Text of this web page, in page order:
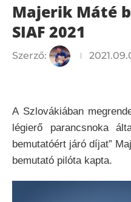
Majerik Máté
SIAF 2021
Szerző:
A Szlovákiában
légierő parancsnoka
bemutatóért járó díjat”
bemutató pilóta kapta.